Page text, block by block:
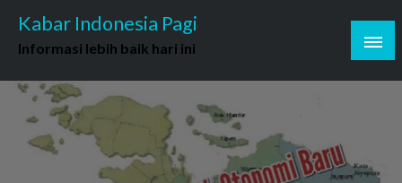
content
Kabar Indonesia Pagi
Informasi lebih baik hari ini